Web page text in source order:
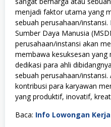
menjadi faktor utama yang
sebuah perusahaan/
Sumber Daya Manusia
perusahaan/instansi akan
membawa kesuksesan yang
dedikasi para ahli
sebuah perusahaan/
kontribusi para karyawan
yang produktif, inovatif,
Baca: Info Lowongan